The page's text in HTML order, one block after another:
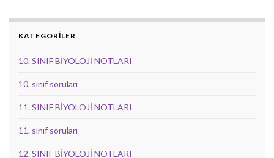
KATEGORİLER
10. SINIF BİYOLOJİ NOTLARI
10. sınıf soruları
11. SINIF BİYOLOJİ NOTLARI
11. sınıf soruları
12. SINIF BİYOLOJİ NOTLARI